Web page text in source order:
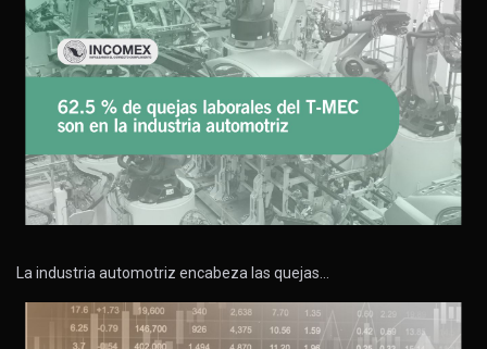
La industria automotriz encabeza las quejas…